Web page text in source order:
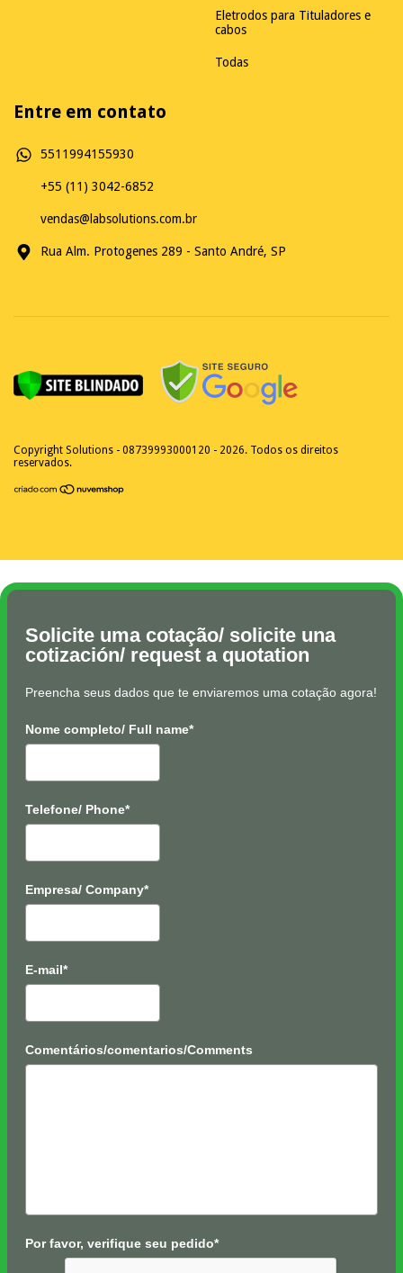
Eletrodos para Tituladores e
cabos
Todas
Entre em contato
5511994155930
+55 (11) 3042-6852
vendas@labsolutions.com.br
Rua Alm. Protogenes 289 - Santo André, SP
Copyright Solutions - 08739993000120 - 2026. Todos os direitos
reservados.
Solicite uma cotação/ solicite una
cotización/ request a quotation
Preencha seus dados que te enviaremos uma cotação agora!
Nome completo/ Full name*
Telefone/ Phone*
Empresa/ Company*
E-mail*
Comentários/comentarios/Comments
Por favor, verifique seu pedido*